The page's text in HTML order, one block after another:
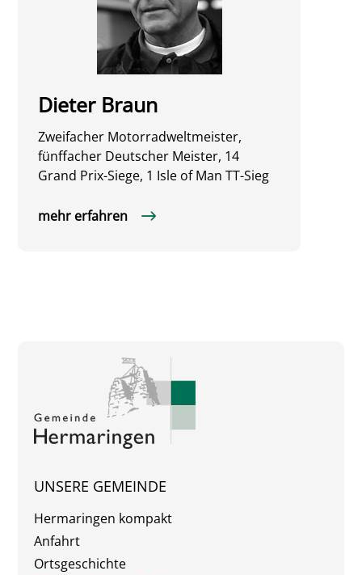
Dieter Braun
Zweifacher Motorradweltmeister,
fünffacher Deutscher Meister, 14
Grand Prix-Siege, 1 Isle of Man TT-Sieg
mehr erfahren
UNSERE GEMEINDE
Hermaringen kompakt
Anfahrt
Ortsgeschichte